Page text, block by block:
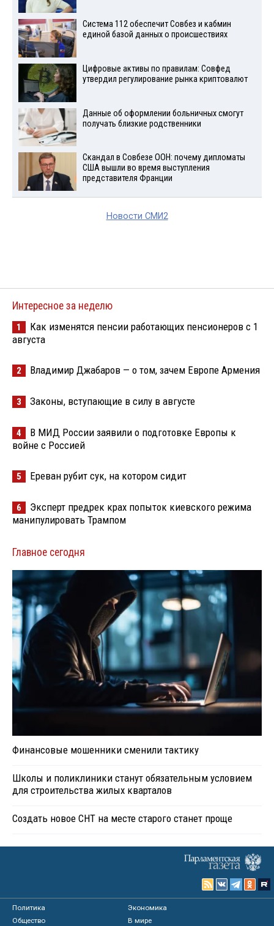
Система 112 обеспечит Совбез и кабмин
единой базой данных о происшествиях
Цифровые активы по правилам: Совфед
утвердил регулирование рынка криптовалют
Данные об оформлении больничных смогут
получать близкие родственники
Скандал в Совбезе ООН: почему дипломаты
США вышли во время выступления
представителя Франции
Новости СМИ2
Интересное за неделю
1
Как изменятся пенсии работающих пенсионеров с 1
августа
2 Владимир Джабаров — о том, зачем Европе Армения
3 Законы, вступающие в силу в августе
4
В МИД России заявили о подготовке Европы к
войне с Россией
5 Ереван рубит сук, на котором сидит
6
Эксперт предрек крах попыток киевского режима
манипулировать Трампом
Главное сегодня
Финансовые мошенники сменили тактику
Школы и поликлиники станут обязательным условием
для строительства жилых кварталов
Создать новое СНТ на месте старого станет проще
Политика
Экономика
Общество
В мире